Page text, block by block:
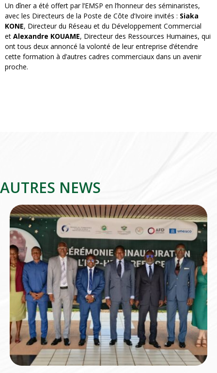
Un dîner a été offert par l’EMSP en l’honneur des séminaristes,
avec les Directeurs de la Poste de Côte d’Ivoire invités : Siaka
KONE, Directeur du Réseau et du Développement Commercial
et Alexandre KOUAME, Directeur des Ressources Humaines, qui
ont tous deux annoncé la volonté de leur entreprise d’étendre
cette formation à d’autres cadres commerciaux dans un avenir
proche.
AUTRES NEWS